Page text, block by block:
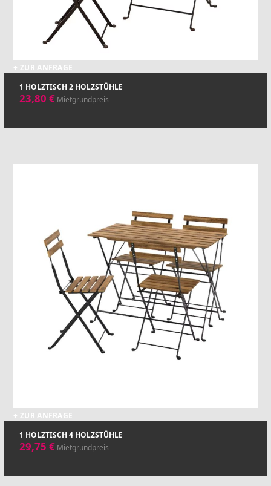
+ ZUR ANFRAGE
1 HOLZTISCH 2 HOLZSTÜHLE
23,80€ Mietgrundpreis
+ ZUR ANFRAGE
1 HOLZTISCH 4 HOLZSTÜHLE
29,75€ Mietgrundpreis